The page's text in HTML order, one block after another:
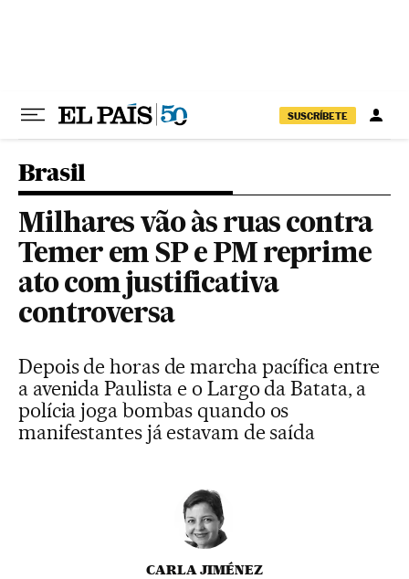
SUSCRÍBETE
Brasil
Milhares vão às ruas contra
Temer em SP e PM reprime
ato com justificativa
controversa
Depois de horas de marcha pacífica entre
a avenida Paulista e o Largo da Batata, a
polícia joga bombas quando os
manifestantes já estavam de saída
CARLA JIMÉNEZ